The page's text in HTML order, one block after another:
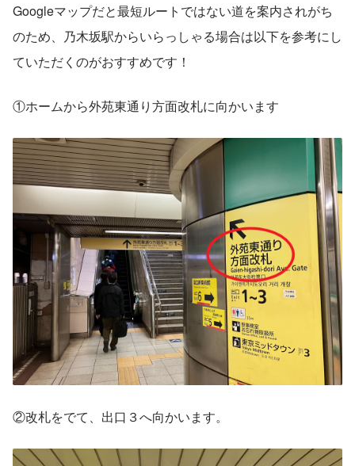
Googleマップだと最短ルートではない道を案内されがち
のため、乃木坂駅からいらっしゃる場合は以下を参考にし
ていただくのがおすすめです！
①ホームから外苑東通り方面改札に向かいます
②改札をでて、出口３へ向かいます。